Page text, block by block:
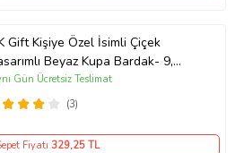
Gift Kişiye Özel İsimli Çiçek
Beyaz Kupa Bardak- 9,
Hediye, Sevgiliye Hediye,
Günü Hediyesi
(3)
Gün Ücretsiz Teslimat
Fiyatı 329,25 TL